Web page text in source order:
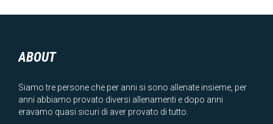
ABOUT
Siamo tre persone che per anni si sono allenate insieme, per
anni abbiamo provato diversi allenamenti e dopo anni
eravamo quasi sicuri di aver provato di tutto.